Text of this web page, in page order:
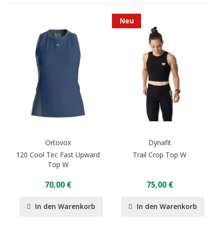
Ortovox
120 Cool Tec Fast Upward
Top W
70,00 €
In den Warenkorb
Neu
Dynafit
Trail Crop Top W
75,00 €
In den Warenkorb